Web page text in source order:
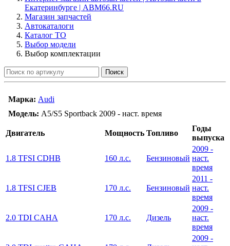
Екатеринбурге | ABM66.RU
Магазин запчастей
Автокаталоги
Каталог ТО
Выбор модели
Выбор комплектации
Поиск
Марка: Audi
Модель: A5/S5 Sportback 2009 - наст. время
Двигатель Мощность Топливо
Годы
выпуска
1.8 TFSI CDHB 160 л.с. Бензиновый
2009 -
наст.
время
1.8 TFSI CJEB 170 л.с. Бензиновый
2011 -
наст.
время
2.0 TDI CAHA 170 л.с. Дизель
2009 -
наст.
время
2009 -